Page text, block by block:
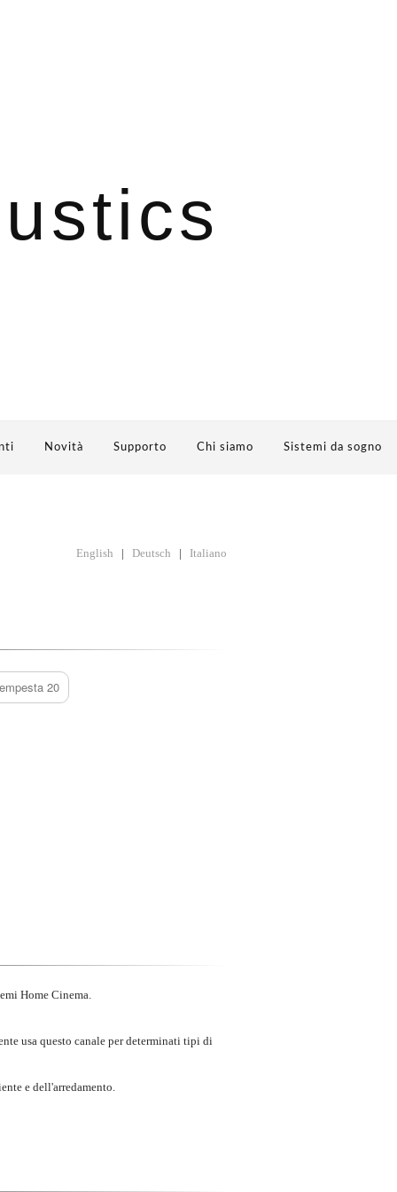
Novità Supporto Chi siamo Sistemi da sogno
English | Deutsch | Italiano
20
Home Cinema.
usa questo canale per determinati tipi di
e dell'arredamento.